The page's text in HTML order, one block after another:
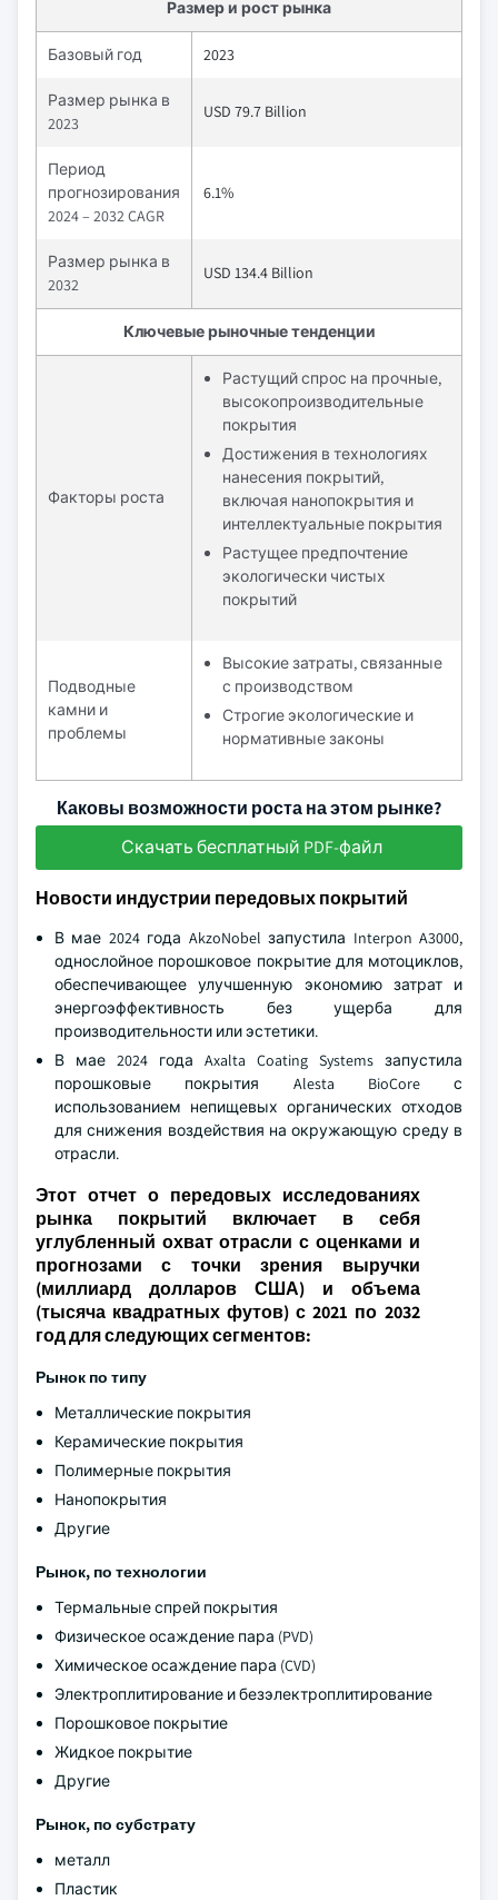
Размер и рост рынка
Базовый год 2023
Размер рынка в
2023
USD 79.7 Billion
Период
прогнозирования
2024 – 2032 CAGR
6.1%
Размер рынка в
2032
USD 134.4 Billion
Ключевые рыночные тенденции
Факторы роста
Растущий спрос на прочные,
высокопроизводительные
покрытия
Достижения в технологиях
нанесения покрытий,
включая нанопокрытия и
интеллектуальные покрытия
Растущее предпочтение
экологически чистых
покрытий
Подводные
камни и
проблемы
Высокие затраты, связанные
с производством
Строгие экологические и
нормативные законы
Каковы возможности роста на этом рынке?
Скачать бесплатный PDF-файл
Новости индустрии передовых покрытий
В мае 2024 года AkzoNobel запустила Interpon A3000,
однослойное порошковое покрытие для мотоциклов,
обеспечивающее улучшенную экономию затрат и
энергоэффективность без ущерба для
производительности или эстетики.
В мае 2024 года Axalta Coating Systems запустила
порошковые покрытия Alesta BioCore с
использованием непищевых органических отходов
для снижения воздействия на окружающую среду в
отрасли.
Этот отчет о передовых исследованиях
рынка покрытий включает в себя
углубленный охват отрасли с оценками и
прогнозами с точки зрения выручки
(миллиард долларов США) и объема
(тысяча квадратных футов) с 2021 по 2032
год для следующих сегментов:
Рынок по типу
Металлические покрытия
Керамические покрытия
Полимерные покрытия
Нанопокрытия
Другие
Рынок, по технологии
Термальные спрей покрытия
Физическое осаждение пара (PVD)
Химическое осаждение пара (CVD)
Электроплитирование и безэлектроплитирование
Порошковое покрытие
Жидкое покрытие
Другие
Рынок, по субстрату
металл
Пластик